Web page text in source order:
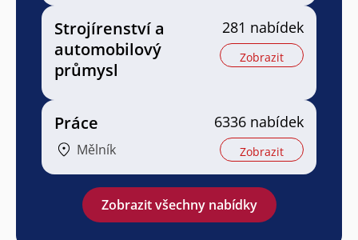
Strojírenství a
automobilový
průmysl
281 nabídek
Zobrazit
Práce
Mělník
6336 nabídek
Zobrazit
Zobrazit všechny nabídky